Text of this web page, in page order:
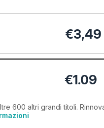
€3,49
€1.09
600 altri grandi titoli.